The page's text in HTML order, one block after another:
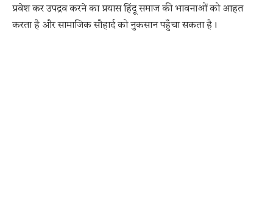
प्रवेश कर उपद्रव करने का प्रयास हिंदू समाज की भावनाओं को आहत
करता है और सामाजिक सौहार्द को नुकसान पहुँचा सकता है।